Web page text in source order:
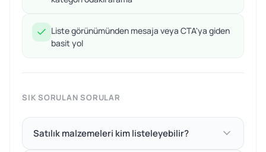
Liste görünümünden mesaja veya CTA'ya giden
basit yol
SIK SORULAN SORULAR
Satılık malzemeleri kim listeleyebilir?